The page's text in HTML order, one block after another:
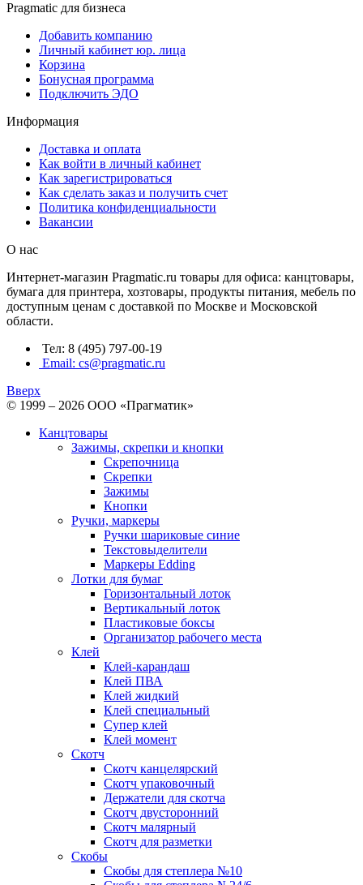
Pragmatic для бизнеса
Добавить компанию
Личный кабинет юр. лица
Корзина
Бонусная программа
Подключить ЭДО
Информация
Доставка и оплата
Как войти в личный кабинет
Как зарегистрироваться
Как сделать заказ и получить счет
Политика конфиденциальности
Вакансии
О нас
Интернет-магазин Pragmatic.ru товары для офиса: канцтовары,
бумага для принтера, хозтовары, продукты питания, мебель по
доступным ценам с доставкой по Москве и Московской
области.
Тел: 8 (495) 797-00-19
Email: cs@pragmatic.ru
Вверх
© 1999 – 2026 ООО «Прагматик»
Канцтовары
Зажимы, скрепки и кнопки
Скрепочница
Скрепки
Зажимы
Кнопки
Ручки, маркеры
Ручки шариковые синие
Текстовыделители
Маркеры Edding
Лотки для бумаг
Горизонтальный лоток
Вертикальный лоток
Пластиковые боксы
Организатор рабочего места
Клей
Клей-карандаш
Клей ПВА
Клей жидкий
Клей специальный
Супер клей
Клей момент
Скотч
Скотч канцелярский
Скотч упаковочный
Держатели для скотча
Скотч двусторонний
Скотч малярный
Скотч для разметки
Скобы
Скобы для степлера №10